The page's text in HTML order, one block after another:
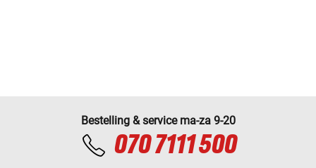
Bestelling & service ma-za 9-20
070 7111 500